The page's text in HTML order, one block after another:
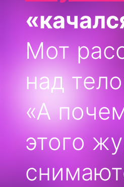
Мот
над
«А
этого